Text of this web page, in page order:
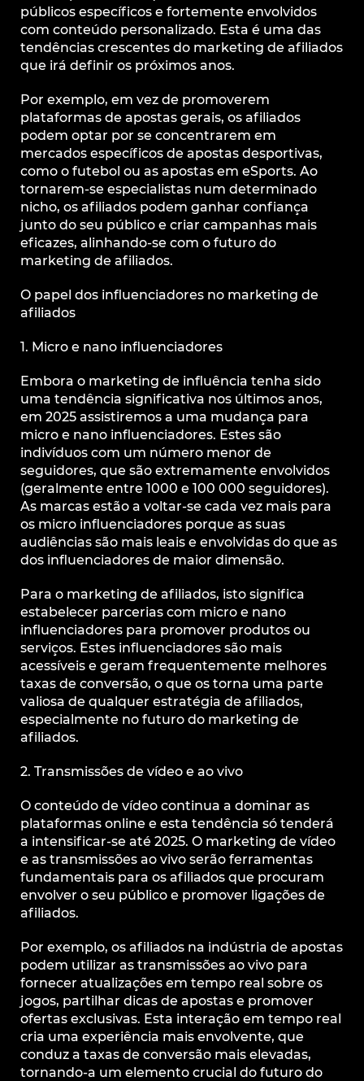
públicos específicos e fortemente envolvidos
com conteúdo personalizado. Esta é uma das
tendências crescentes do marketing de afiliados
que irá definir os próximos anos.
Por exemplo, em vez de promoverem
plataformas de apostas gerais, os afiliados
podem optar por se concentrarem em
mercados específicos de apostas desportivas,
como o futebol ou as apostas em eSports. Ao
tornarem-se especialistas num determinado
nicho, os afiliados podem ganhar confiança
junto do seu público e criar campanhas mais
eficazes, alinhando-se com o futuro do
marketing de afiliados.
O papel dos influenciadores no marketing de
afiliados
1. Micro e nano influenciadores
Embora o marketing de influência tenha sido
uma tendência significativa nos últimos anos,
em 2025 assistiremos a uma mudança para
micro e nano influenciadores. Estes são
indivíduos com um número menor de
seguidores, que são extremamente envolvidos
(geralmente entre 1000 e 100 000 seguidores).
As marcas estão a voltar-se cada vez mais para
os micro influenciadores porque as suas
audiências são mais leais e envolvidas do que as
dos influenciadores de maior dimensão.
Para o marketing de afiliados, isto significa
estabelecer parcerias com micro e nano
influenciadores para promover produtos ou
serviços. Estes influenciadores são mais
acessíveis e geram frequentemente melhores
taxas de conversão, o que os torna uma parte
valiosa de qualquer estratégia de afiliados,
especialmente no futuro do marketing de
afiliados.
2. Transmissões de vídeo e ao vivo
O conteúdo de vídeo continua a dominar as
plataformas online e esta tendência só tenderá
a intensificar-se até 2025. O marketing de vídeo
e as transmissões ao vivo serão ferramentas
fundamentais para os afiliados que procuram
envolver o seu público e promover ligações de
afiliados.
Por exemplo, os afiliados na indústria de apostas
podem utilizar as transmissões ao vivo para
fornecer atualizações em tempo real sobre os
jogos, partilhar dicas de apostas e promover
ofertas exclusivas. Esta interação em tempo real
cria uma experiência mais envolvente, que
conduz a taxas de conversão mais elevadas,
tornando-a um elemento crucial do futuro do